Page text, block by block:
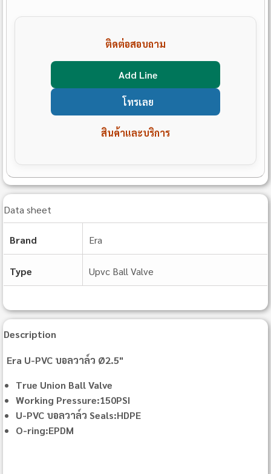
ติดต่อสอบถาม
Add Line
โทรเลย
สินค้าและบริการ
Data sheet
Brand Era
Type Upvc Ball Valve
Description
Era U-PVC บอลวาล์ว Ø2.5"
True Union Ball Valve
Working Pressure:150PSI
U-PVC บอลวาล์ว Seals:HDPE
O-ring:EPDM